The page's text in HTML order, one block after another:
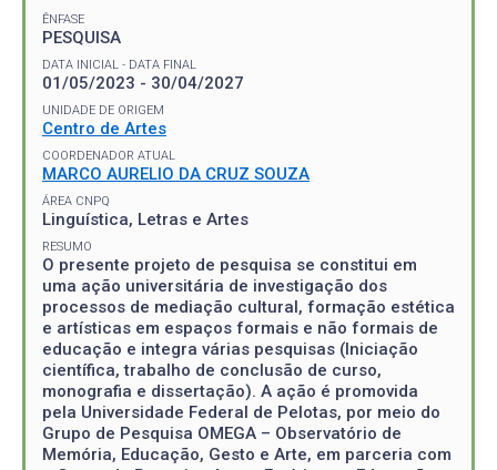
ÊNFASE
PESQUISA
DATA INICIAL - DATA FINAL
01/05/2023 - 30/04/2027
UNIDADE DE ORIGEM
Centro de Artes
COORDENADOR ATUAL
MARCO AURELIO DA CRUZ SOUZA
ÁREA CNPQ
Linguística, Letras e Artes
RESUMO
O presente projeto de pesquisa se constitui em
uma ação universitária de investigação dos
processos de mediação cultural, formação estética
e artísticas em espaços formais e não formais de
educação e integra várias pesquisas (Iniciação
científica, trabalho de conclusão de curso,
monografia e dissertação). A ação é promovida
pela Universidade Federal de Pelotas, por meio do
Grupo de Pesquisa OMEGA – Observatório de
Memória, Educação, Gesto e Arte, em parceria com